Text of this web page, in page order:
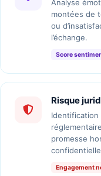
Analyse
montées de
ou
l’échange.
Score
Risque
Identification
promesse
Engagement